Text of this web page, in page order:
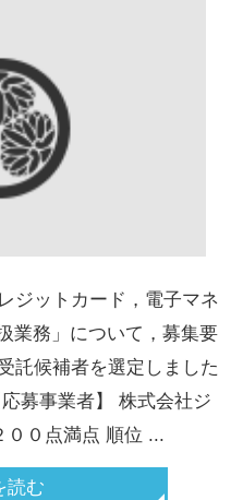
ジットカード，電子マネ
業務」について，募集要
託候補者を選定しました
募事業者】 株式会社ジ
０点満点 順位 ...
読む